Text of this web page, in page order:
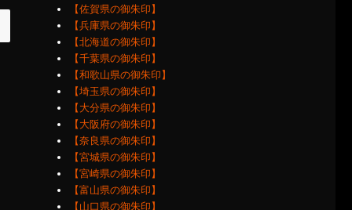
【佐賀県の御朱印】
【兵庫県の御朱印】
【北海道の御朱印】
【千葉県の御朱印】
【和歌山県の御朱印】
【埼玉県の御朱印】
【大分県の御朱印】
【大阪府の御朱印】
【奈良県の御朱印】
【宮城県の御朱印】
【宮崎県の御朱印】
【富山県の御朱印】
【山口県の御朱印】